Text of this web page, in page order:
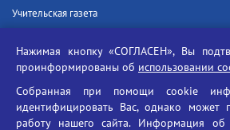
Учительская газета
Единый портал государственных услуг
Противодействие угрозам информационной
Социальные ролики - Генеральная прокуратура
Нажимая кнопку «СОГЛАСЕН», Вы
проинформированы об использовании
Собранная при помощи cookie
идентифицировать Вас, однако может
работу нашего сайта. Информация об